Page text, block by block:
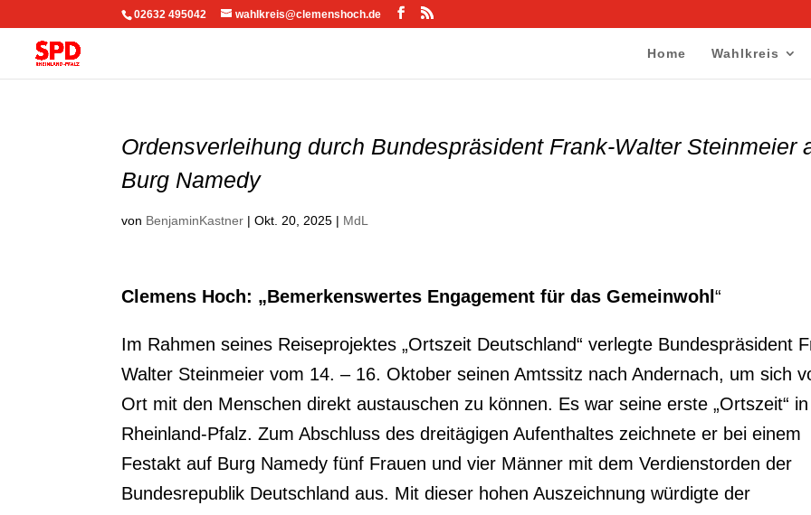
02632 495042 wahlkreis@clemenshoch.de
Home Wahlkreis
Ordensverleihung durch Bundespräsident Frank-Walter Steinmeier
Burg Namedy
von BenjaminKastner |Okt. 20, 2025 | MdL
Clemens Hoch: „Bemerkenswertes Engagement für das Gemeinwohl“
Im Rahmen seines Reiseprojektes „Ortszeit Deutschland“ verlegte Bundespräsident
Walter Steinmeier vom 14. – 16. Oktober seinen Amtssitz nach Andernach, um sich
Ort mit den Menschen direkt austauschen zu können. Es war seine erste „Ortszeit“ in
Rheinland-Pfalz. Zum Abschluss des dreitägigen Aufenthaltes zeichnete er bei einem
Festakt auf Burg Namedy fünf Frauen und vier Männer mit dem Verdienstorden der
Bundesrepublik Deutschland aus. Mit dieser hohen Auszeichnung würdigte der